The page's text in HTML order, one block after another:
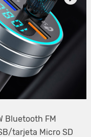
Bluetooth FM
tarjeta Micro SD